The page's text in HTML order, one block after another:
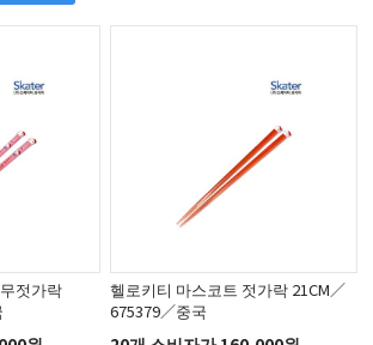
젓가락
헬로키티 마스코트 젓가락 21CM／
675379／중국